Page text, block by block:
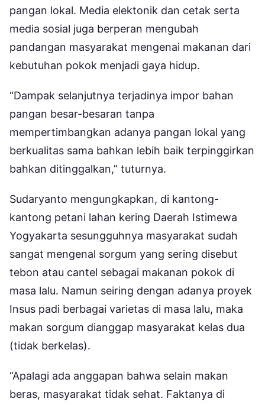
pangan lokal. Media elektonik dan cetak serta
media sosial juga berperan mengubah
pandangan masyarakat mengenai makanan dari
kebutuhan pokok menjadi gaya hidup.
“Dampak selanjutnya terjadinya impor bahan
pangan besar-besaran tanpa
mempertimbangkan adanya pangan lokal yang
berkualitas sama bahkan lebih baik terpinggirkan
bahkan ditinggalkan,” tuturnya.
Sudaryanto mengungkapkan, di kantong-
kantong petani lahan kering Daerah Istimewa
Yogyakarta sesungguhnya masyarakat sudah
sangat mengenal sorgum yang sering disebut
tebon atau cantel sebagai makanan pokok di
masa lalu. Namun seiring dengan adanya proyek
Insus padi berbagai varietas di masa lalu, maka
makan sorgum dianggap masyarakat kelas dua
(tidak berkelas).
“Apalagi ada anggapan bahwa selain makan
beras, masyarakat tidak sehat. Faktanya di